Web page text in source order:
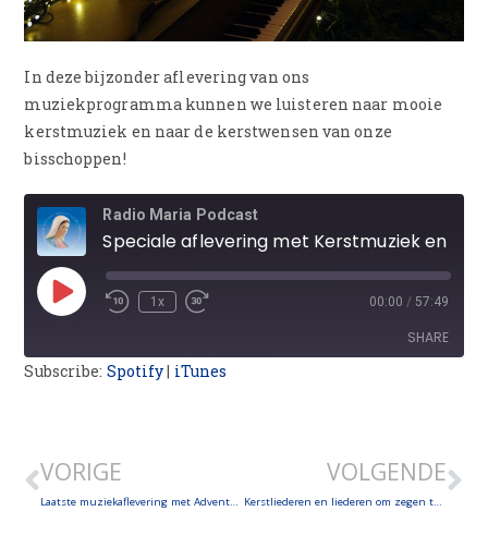
In deze bijzonder aflevering van ons
muziekprogramma kunnen we luisteren naar mooie
kerstmuziek en naar de kerstwensen van onze
bisschoppen!
Radio Maria Podcast
1x 00:00 / 57:49
SHARE
Subscribe: Spotify| iTunes
VORIGE
Laatste muziekaflevering met Adventsmuziek
VOLGENDE
Kerstliederen en liederen om zegen te vragen